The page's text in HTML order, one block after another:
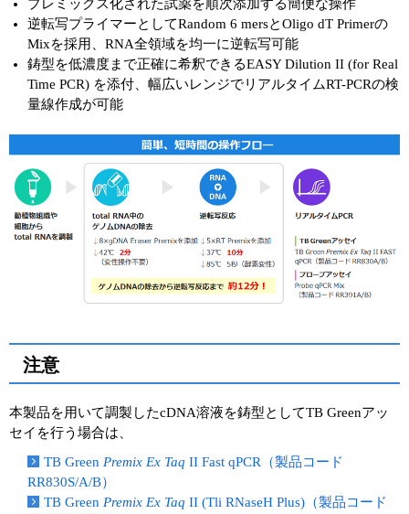
プレミックス化された試薬を順次添加する簡便な操作
逆転写プライマーとしてRandom 6 mersとOligo dT Primerの
Mixを採用、RNA全領域を均⼀に逆転写可能
鋳型を低濃度まで正確に希釈できるEASY Dilution II (for Real
Time PCR) を添付、幅広いレンジでリアルタイムRT-PCRの検
量線作成が可能
注意
本製品を⽤いて調製したcDNA溶液を鋳型としてTB Greenアッ
セイを⾏う場合は、
TB Green Premix Ex Taq II Fast qPCR（製品コード
RR830S/A/B）
TB Green Premix Ex Taq II (Tli RNaseH Plus)（製品コード